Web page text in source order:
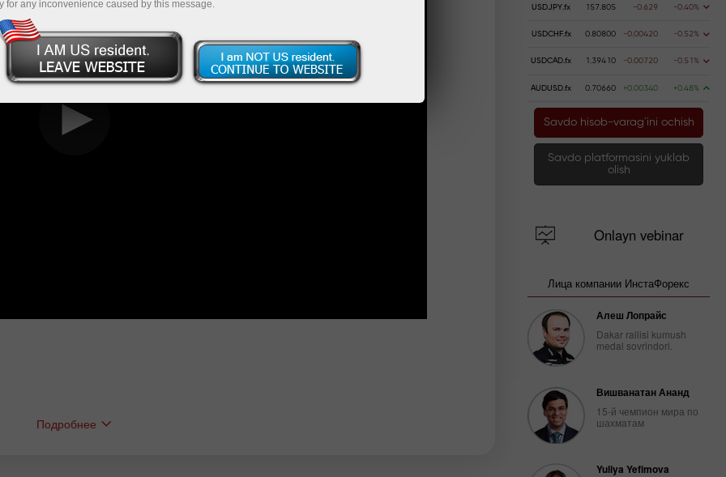
Подробнее
USDJPY.fx 157.805 -0.629 -0.40%
USDCHF.fx 0.80800 -0.00420 -0.52%
USDCAD.fx 1.39410 -0.00720 -0.51%
AUDUSD.fx 0.70660 +0.00340 +0.48%
Savdo hisob-varag`ini ochish
Savdo platformasini yuklab
olish
Onlayn vebinar
Лица компании ИнстаФорекс
Алеш Лопрайс
Dakar rallisi kumush
medal sovrindori.
Вишванатан Ананд
15-й чемпион мира по
шахматам
Yuliya Yefimova
for any inconvenience caused by this message.